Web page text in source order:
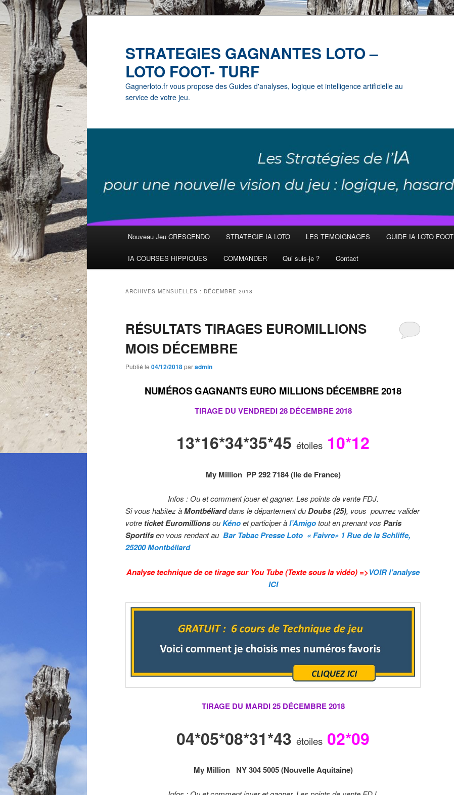
STRATEGIES GAGNANTES LOTO –
LOTO FOOT- TURF
Gagnerloto.fr vous propose des Guides d'analyses, logique et intelligence artificielle au
service de votre jeu.
Aller
au
contenu
Aller
au
contenu
Nouveau Jeu CRESCENDO STRATEGIE IA LOTO LES TEMOIGNAGES GUIDE IA LOTO FOOT
IA COURSES HIPPIQUES COMMANDER Qui suis-je ? Contact
ARCHIVES MENSUELLES : DÉCEMBRE 2018
RÉSULTATS TIRAGES EUROMILLIONS
MOIS DÉCEMBRE
Publié le 04/12/2018paradmin
NUMÉROS GAGNANTS EURO MILLIONS DÉCEMBRE 2018
TIRAGE DU VENDREDI 28 DÉCEMBRE2018
13*16*34*35*45 étoiles 10*12
My Million PP2927184(Ile de France)
Infos : Ou et comment jouer et gagner. Les points de vente FDJ.
Si vous habitez àMontbéliarddans le département duDoubs (25), vous pourrez valider
votre ticket EuromillionsouKénoet participer àl’Amigotout en prenant vos Paris
Sportifsen vous rendant au Bar Tabac Presse Loto « Faivre» 1 Rue de la Schliffe,
25200 Montbéliard
Analyse technique de ce tirage sur You Tube (Texte sous la vidéo) =>VOIR l’analyse
ICI
TIRAGE DU MARDI 25 DÉCEMBRE2018
04*05*08*31*43 étoiles 02*09
My Million NY3045005 (Nouvelle Aquitaine)